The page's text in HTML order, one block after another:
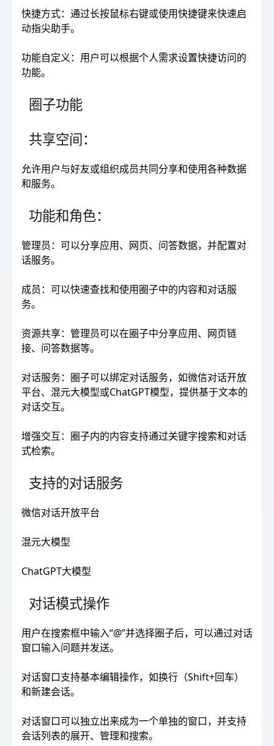
快捷方式：通过长按鼠标右键或使用快捷键来快速启
动指尖助手。
功能自定义：用户可以根据个人需求设置快捷访问的
功能。
圈子功能
共享空间：
允许用户与好友或组织成员共同分享和使用各种数据
和服务。
功能和角色：
管理员：可以分享应用、网页、问答数据，并配置对
话服务。
成员：可以快速查找和使用圈子中的内容和对话服
务。
资源共享：管理员可以在圈子中分享应用、网页链
接、问答数据等。
对话服务：圈子可以绑定对话服务，如微信对话开放
平台、混元大模型或ChatGPT模型，提供基于文本的
对话交互。
增强交互：圈子内的内容支持通过关键字搜索和对话
式检索。
支持的对话服务
微信对话开放平台
混元大模型
ChatGPT大模型
对话模式操作
用户在搜索框中输入“@”并选择圈子后，可以通过对话
窗口输入问题并发送。
对话窗口支持基本编辑操作，如换行（Shift+回车）
和新建会话。
对话窗口可以独立出来成为一个单独的窗口，并支持
会话列表的展开、管理和搜索。